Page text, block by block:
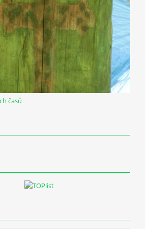
jednota "Komenský" v Choceradech z.s.
Chocerady 4
257 24 Chocerady
IČ: 498 28 614
Kontaktní osoba:
časů